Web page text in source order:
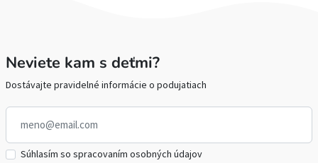
Neviete kam s deťmi?
Dostávajte pravidelné informácie o podujatiach
Súhlasím so spracovaním osobných údajov